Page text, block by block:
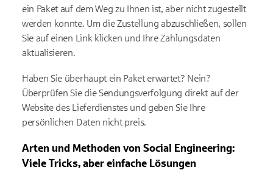
ein Paket auf dem Weg zu Ihnen ist, aber nicht zugestellt
werden konnte. Um die Zustellung abzuschließen, sollen
Sie auf einen Link klicken und Ihre Zahlungsdaten
aktualisieren.
Haben Sie überhaupt ein Paket erwartet? Nein?
Überprüfen Sie die Sendungsverfolgung direkt auf der
Website des Lieferdienstes und geben Sie Ihre
persönlichen Daten nicht preis.
Arten und Methoden von Social Engineering:
Viele Tricks, aber einfache Lösungen